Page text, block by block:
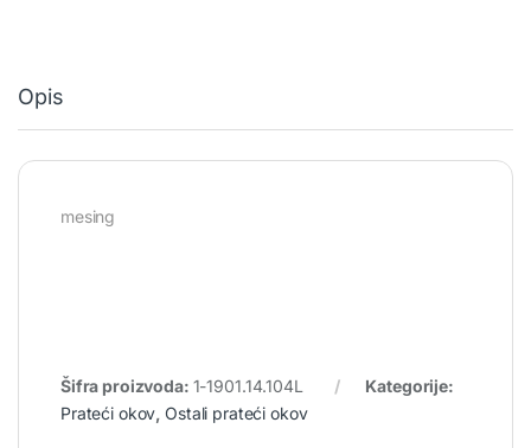
Opis
mesing
Šifra proizvoda: 1-1901.14.104L
Kategorije:
Prateći okov,Ostali prateći okov